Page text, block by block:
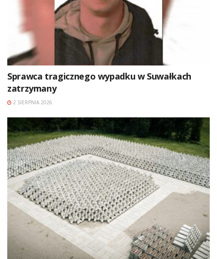
Sprawca tragicznego wypadku w Suwałkach
zatrzymany
2 SIERPNIA 2026